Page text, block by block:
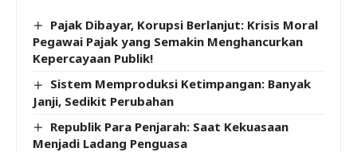
Pajak Dibayar, Korupsi Berlanjut: Krisis Moral
Pegawai Pajak yang Semakin Menghancurkan
Kepercayaan Publik!
Sistem Memproduksi Ketimpangan: Banyak
Janji, Sedikit Perubahan
Republik Para Penjarah: Saat Kekuasaan
Menjadi Ladang Penguasa